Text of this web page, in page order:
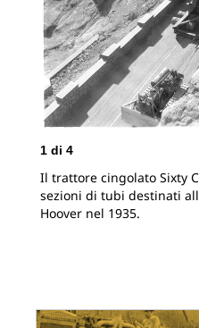
1 di 4
Il trattore cingolato Sixty
sezioni di tubi destinati
Hoover nel 1935.